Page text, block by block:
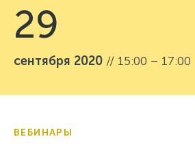
29
сентября 2020 // 15:00 – 17:00
ВЕБИНАРЫ